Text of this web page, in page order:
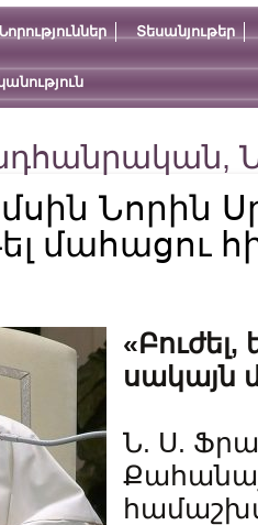
Տեսանյութեր
,
Նորին
մահացու
սակայն
Ն. Ս.